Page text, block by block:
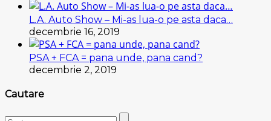
L.A. Auto Show – Mi-as lua-o pe asta daca…
decembrie 16, 2019
PSA + FCA = pana unde, pana cand?
decembrie 2, 2019
Cautare